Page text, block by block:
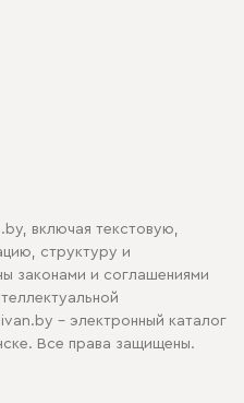
включая текстовую,
структуру и
законами и соглашениями
- электронный каталог
Все права защищены.